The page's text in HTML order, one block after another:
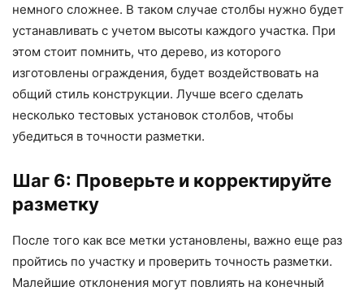
немного сложнее. В таком случае столбы нужно будет
устанавливать с учетом высоты каждого участка. При
этом стоит помнить, что дерево, из которого
изготовлены ограждения, будет воздействовать на
общий стиль конструкции. Лучше всего сделать
несколько тестовых установок столбов, чтобы
убедиться в точности разметки.
Шаг 6: Проверьте и корректируйте
разметку
После того как все метки установлены, важно еще раз
пройтись по участку и проверить точность разметки.
Малейшие отклонения могут повлиять на конечный